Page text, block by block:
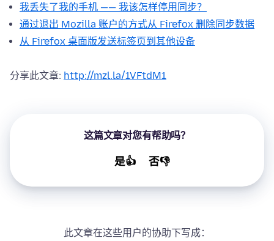
我丢失了我的手机 —— 我该怎样停用同步？
通过退出 Mozilla 账户的方式从 Firefox 删除同步数据
从 Firefox 桌面版发送标签页到其他设备
分享此文章: http://mzl.la/1VFtdM1
这篇文章对您有帮助吗？
是👍 否👎
此文章在这些用户的协助下写成：